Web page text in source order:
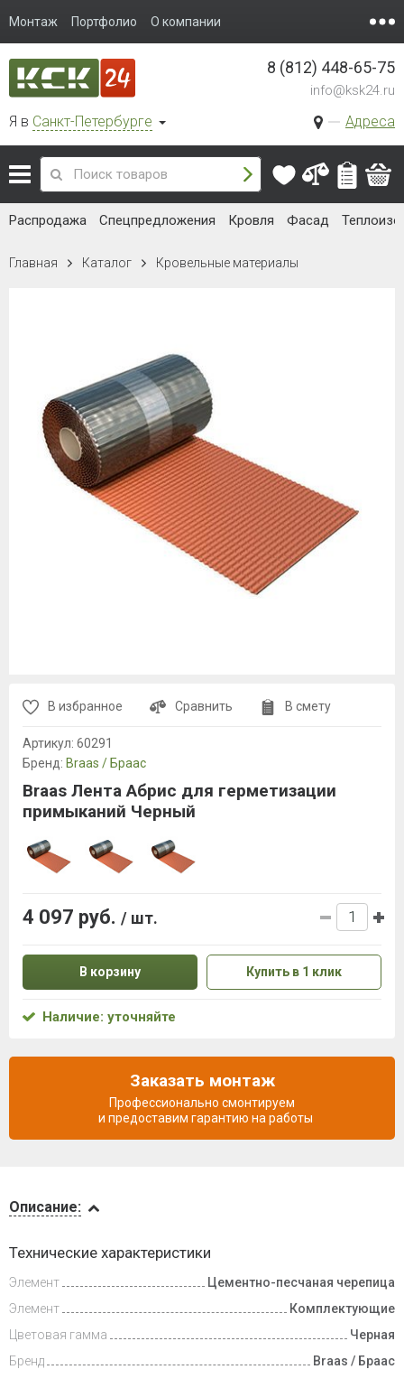
Монтаж Портфолио О компании
Я в Санкт-Петербурге Адреса
8 (812) 448-65-75
info@ksk24.ru
Распродажа Спецпредложения Кровля Фасад
Главная Каталог Кровельные материалы
и оплата
Описание:
Технические характеристики
Элемент
Цементно-песчаная черепица
Элемент
Комплектующие
Цветовая гамма
Черная
Бренд
Braas / Браас
В избранное Сравнить В смету
Артикул: 60291
Бренд: Braas / Браас
Braas Лента Абрис для герметизации
примыканий Черный
4 097 руб. / шт.
В корзину Купить в 1 клик
Наличие: уточняйте
Заказать монтаж
Профессионально смонтируем
и предоставим гарантию на работы